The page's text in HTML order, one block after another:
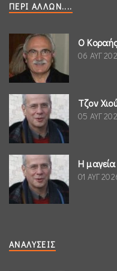
ΠΕΡΊ ΆΛΛΩΝ....
Ο
06 ΑΥΓ
Τζον
05 ΑΥΓ
Η
01 ΑΥΓ
ΑΝΑΛΎΣΕΙΣ